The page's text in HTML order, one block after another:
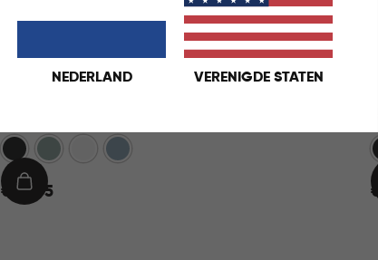
NEDERLAND VERENIGDE STATEN
Donkergrijs
Groen Blauw
€€ 24,95
IN
€